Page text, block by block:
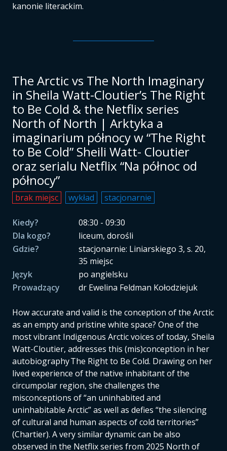
kanonie literackim.
The Arctic vs The North Imaginary
in Sheila Watt-Cloutier’s The Right
to Be Cold & the Netflix series
North of North | Arktyka a
imaginarium północy w “The Right
to Be Cold” Sheili Watt- Cloutier
oraz serialu Netflix “Na północ od
północy”
brak miejsc wykład stacjonarnie
Kiedy?
08:30 - 09:30
Dla kogo?
liceum, dorośli
Gdzie?
stacjonarnie: Liniarskiego 3, s. 20,
35 miejsc
Język
po angielsku
Prowadzący
dr Ewelina Feldman Kołodziejuk
How accurate and valid is the conception of the Arctic
as an empty and pristine white space? One of the
most vibrant Indigenous Arctic voices of today, Sheila
Watt-Cloutier, addresses this (mis)conception in her
autobiography The Right to Be Cold. Drawing on her
lived experience of the native inhabitant of the
circumpolar region, she challenges the
misconceptions of “an uninhabited and
uninhabitable Arctic” as well as defies “the silencing
of cultural and human aspects of cold territories”
(Chartier). A very similar dynamic can be also
observed in the Netflix series from 2025 North of